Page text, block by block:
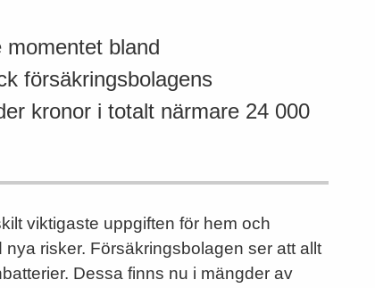
bland
försäkringsbolagens
kronor i totalt närmare 24 000
viktigaste uppgiften för hem och
risker. Försäkringsbolagen ser att allt
Dessa finns nu i mängder av